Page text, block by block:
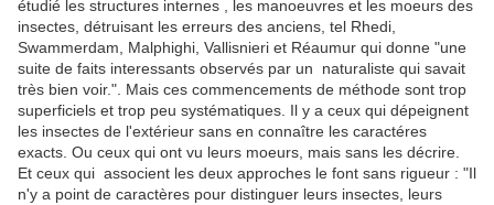
étudié les structures internes , les manoeuvres et les moeurs des
insectes, détruisant les erreurs des anciens, tel Rhedi,
Swammerdam, Malphighi, Vallisnieri et Réaumur qui donne "une
suite de faits interessants observés par un naturaliste qui savait
très bien voir.". Mais ces commencements de méthode sont trop
superficiels et trop peu systématiques. Il y a ceux qui dépeignent
les insectes de l'extérieur sans en connaître les caractéres
exacts. Ou ceux qui ont vu leurs moeurs, mais sans les décrire.
Et ceux qui associent les deux approches le font sans rigueur : "Il
n'y a point de caractères pour distinguer leurs insectes, leurs